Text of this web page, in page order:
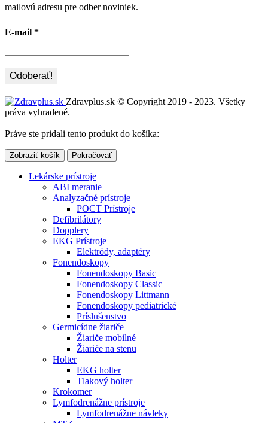
mailovú adresu pre odber noviniek.
E-mail *
Zdravplus.sk © Copyright 2019 - 2023. Všetky
práva vyhradené.
Práve ste pridali tento produkt do košíka:
Zobraziť košík Pokračovať
Lekárske prístroje
ABI meranie
Analyzačné prístroje
POCT Prístroje
Defibrilátory
Dopplery
EKG Prístroje
Elektródy, adaptéry
Fonendoskopy
Fonendoskopy Basic
Fonendoskopy Classic
Fonendoskopy Littmann
Fonendoskopy pediatrické
Príslušenstvo
Germicídne žiariče
Žiariče mobilné
Žiariče na stenu
Holter
EKG holter
Tlakový holter
Krokomer
Lymfodrenážne prístroje
Lymfodrenážne návleky